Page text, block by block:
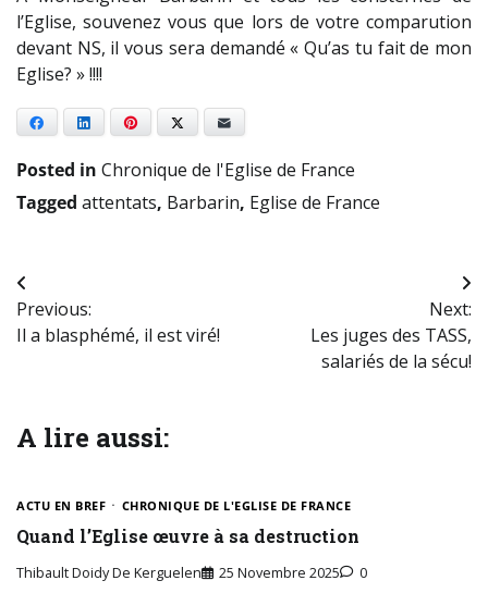
l’Eglise, souvenez vous que lors de votre comparution
devant NS, il vous sera demandé « Qu’as tu fait de mon
Eglise? » !!!!
Facebook LinkedIn Pinterest
Posted in Chronique de l'Eglise de France
Tagged attentats, Barbarin, Eglise de France
Navigation
de
Previous:
Il a blasphémé, il est viré!
Next:
Les juges des TASS,
salariés de la sécu!
A lire aussi:
ACTU EN BREF CHRONIQUE DE L'EGLISE DE FRANCE
Quand l’Eglise œuvre à sa destruction
Thibault Doidy De Kerguelen 25 Novembre 2025 0